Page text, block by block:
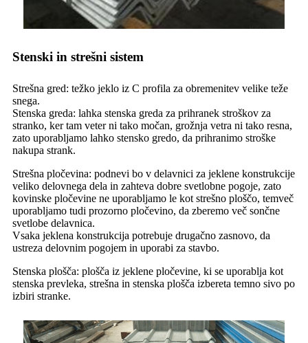
Stenski in strešni sistem
Strešna gred: težko jeklo iz C profila za obremenitev velike teže
snega.
Stenska greda: lahka stenska greda za prihranek stroškov za
stranko, ker tam veter ni tako močan, grožnja vetra ni tako resna,
zato uporabljamo lahko stensko gredo, da prihranimo stroške
nakupa strank.
Strešna pločevina: podnevi bo v delavnici za jeklene konstrukcije
veliko delovnega dela in zahteva dobre svetlobne pogoje, zato
kovinske pločevine ne uporabljamo le kot strešno ploščo, temveč
uporabljamo tudi prozorno pločevino, da zberemo več sončne
svetlobe delavnica.
Vsaka jeklena konstrukcija potrebuje drugačno zasnovo, da
ustreza delovnim pogojem in uporabi za stavbo.
Stenska plošča: plošča iz jeklene pločevine, ki se uporablja kot
stenska prevleka, strešna in stenska plošča izbereta temno sivo po
izbiri stranke.